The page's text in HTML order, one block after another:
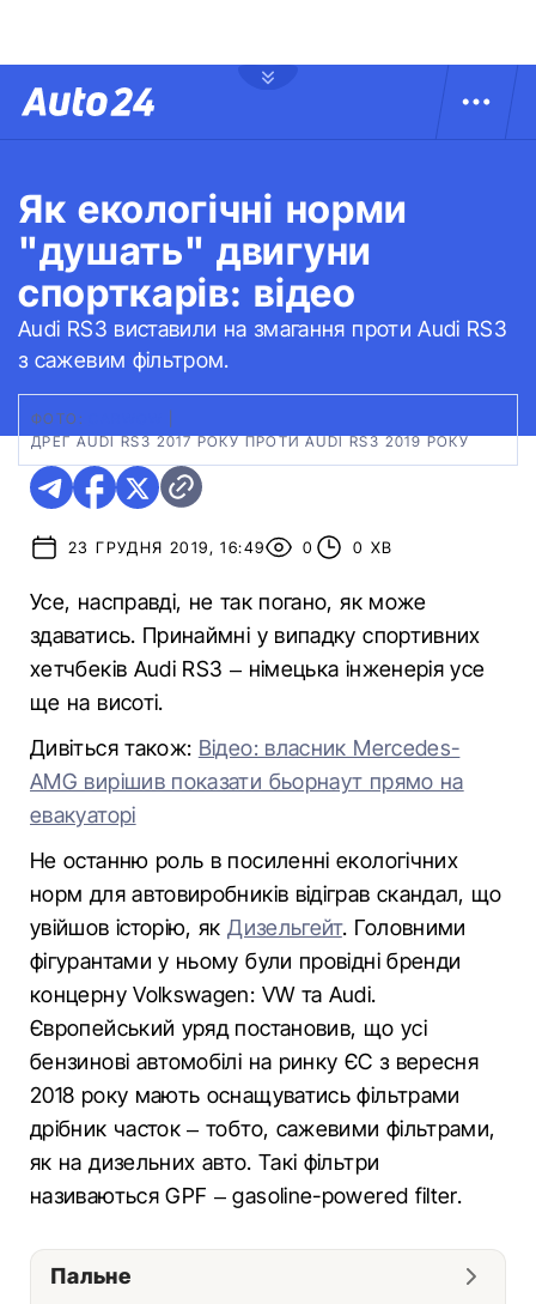
Як екологічні норми
"душать" двигуни
спорткарів: відео
Audi RS3 виставили на змагання проти Audi RS3
з сажевим фільтром.
ФОТО:
ДРЕГ AUDI RS3 2017 РОКУ ПРОТИ AUDI RS3 2019 РОКУ
23 ГРУДНЯ 2019, 16:49 0 0 ХВ
Усе, насправді, не так погано, як може
здаватись. Принаймні у випадку спортивних
хетчбеків Audi RS3 – німецька інженерія усе
ще на висоті.
Дивіться також: Відео: власник Mercedes-
AMG вирішив показати бьорнаут прямо на
евакуаторі
Не останню роль в посиленні екологічних
норм для автовиробників відіграв скандал, що
увійшов історію, якДизельгейт. Головними
фігурантами у ньому були провідні бренди
концерну Volkswagen: VW та Audi.
Європейський уряд постановив, що усі
бензинові автомобілі на ринку ЄС з вересня
2018 року мають оснащуватись фільтрами
дрібник часток – тобто, сажевими фільтрами,
як на дизельних авто. Такі фільтри
називаються GPF – gasoline-powered filter.
Пальне